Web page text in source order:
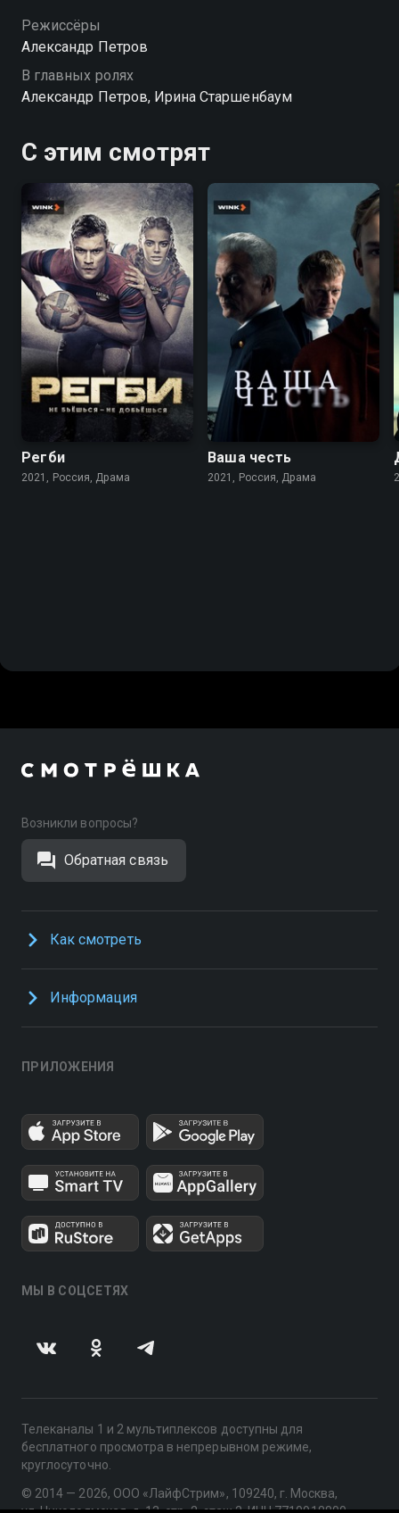
Режиссёры
Александр Петров
В главных ролях
Александр Петров, Ирина Старшенбаум
С этим смотрят
8.3 7.7
Регби
2021, Россия, Драма
8.2 7.2
Ваша честь
2021, Россия, Драма
Возникли вопросы?
Обратная связь
Как смотреть
Информация
ПРИЛОЖЕНИЯ
МЫ В СОЦСЕТЯХ
Телеканалы 1 и 2 мультиплексов доступны для
бесплатного просмотра в непрерывном режиме,
круглосуточно.
© 2014 — 2026, ООО «ЛайфСтрим», 109240, г. Москва,